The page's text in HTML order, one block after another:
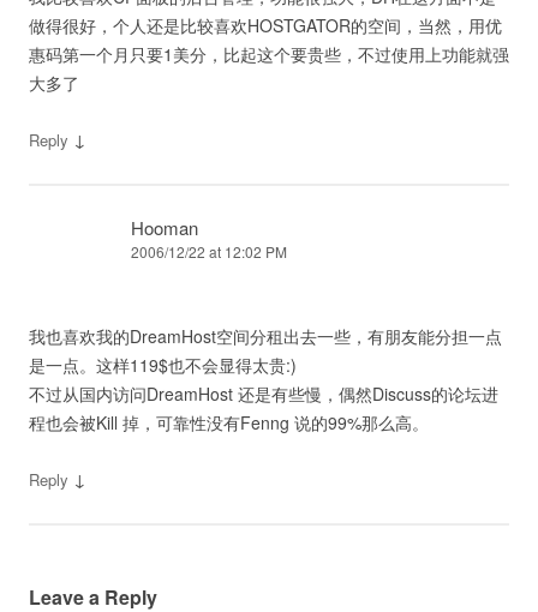
做得很好，个人还是比较喜欢HOSTGATOR的空间，当然，用优
惠码第一个月只要1美分，比起这个要贵些，不过使用上功能就强
大多了
Reply ↓
Hooman
2006/12/22 at 12:02 PM
我也喜欢我的DreamHost空间分租出去一些，有朋友能分担一点
是一点。这样119$也不会显得太贵:)
不过从国内访问DreamHost 还是有些慢，偶然Discuss的论坛进
程也会被Kill 掉，可靠性没有Fenng 说的99%那么高。
Reply ↓
Leave a Reply